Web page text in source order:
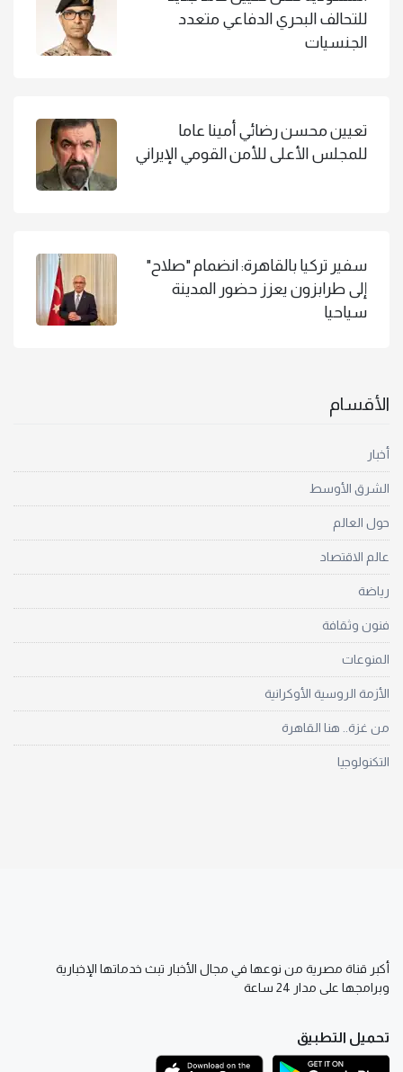
للتحالف البحري الدفاعي متعدد
الجنسيات
تعيين محسن رضائي أمينا عاما
للمجلس الأعلى للأمن القومي الإيراني
سفير تركيا بالقاهرة: انضمام "صلاح"
إلى طرابزون يعزز حضور المدينة
سياحيا
الأقسام
أخبار
الشرق الأوسط
حول العالم
عالم الاقتصاد
رياضة
فنون وثقافة
المنوعات
الأزمة الروسية الأوكرانية
من غزة.. هنا القاهرة
التكنولوجيا
أكبر قناة مصرية من نوعها في مجال الأخبار تبث خدماتها الإخبارية
وبرامجها على مدار 24 ساعة
تحميل التطبيق